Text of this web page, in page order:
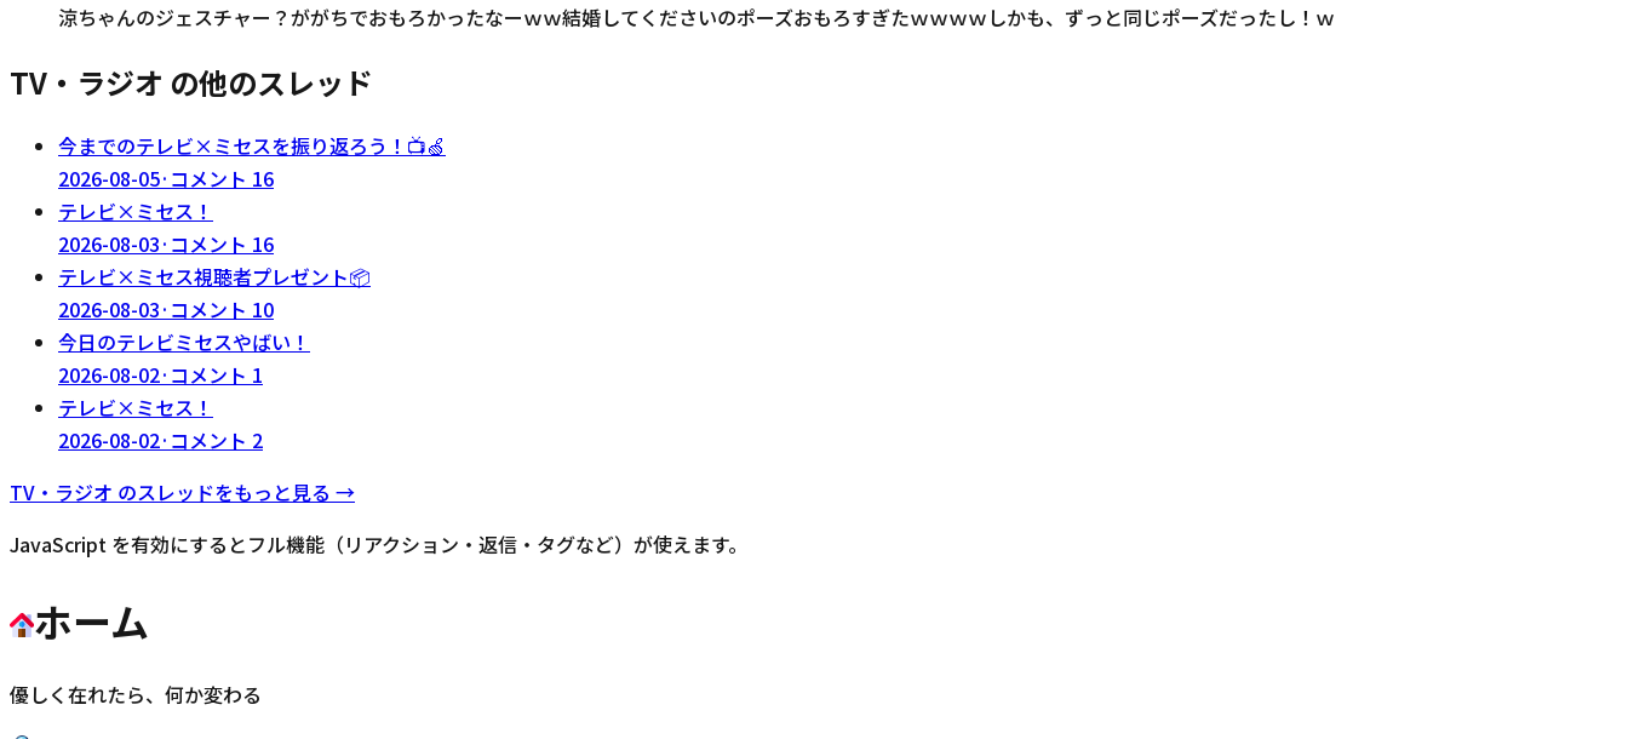
涼ちゃんのジェスチャー？ががちでおもろかったなーｗｗ結婚してくださいのポーズおもろすぎたｗｗｗｗしかも、ずっと同じポーズだったし！ｗ
TV・ラジオ の他のスレッド
今までのテレビ×ミセスを振り返ろう！📺🍏
2026-08-05· コメント 16
テレビ×ミセス！
2026-08-03· コメント 16
テレビ×ミセス視聴者プレゼント📦
2026-08-03· コメント 10
今日のテレビミセスやばい！
2026-08-02· コメント 1
テレビ×ミセス！
2026-08-02· コメント 2
TV・ラジオ のスレッドをもっと見る →
JavaScript を有効にするとフル機能（リアクション・返信・タグなど）が使えます。
ホーム
優しく在れたら、何か変わる